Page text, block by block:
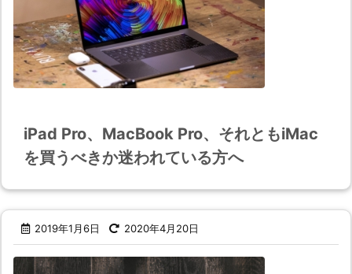
iPad Pro、MacBook Pro、それともiMac
を買うべきか迷われている方へ
2019年1月6日 2020年4月20日